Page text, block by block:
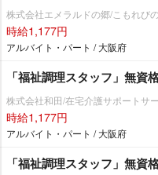
株式会社エメラルドの郷/こもれび
時給1,177円
アルバイト・パート / 大阪府
「福祉調理スタッフ」無資
株式会社和田/在宅介護サポートサ
時給1,177円
アルバイト・パート / 大阪府
「福祉調理スタッフ」無資